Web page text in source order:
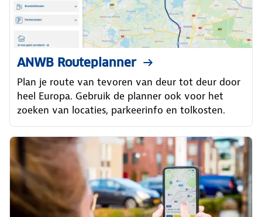
ANWB Routeplanner
Plan je route van tevoren van deur tot deur door
heel Europa. Gebruik de planner ook voor het
zoeken van locaties, parkeerinfo en tolkosten.